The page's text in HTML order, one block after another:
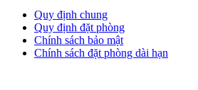
Quy định chung
Quy định đặt phòng
Chính sách bảo mật
Chính sách đặt phòng dài hạn